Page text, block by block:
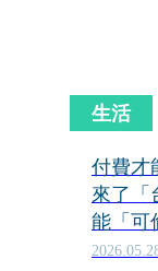
生活
付費才
來了
能「可